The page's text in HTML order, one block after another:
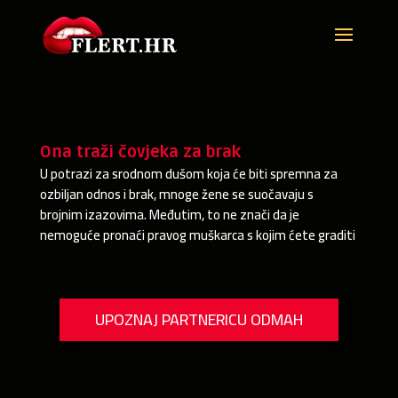
Ona traži čovjeka za brak
U potrazi za srodnom dušom koja će biti spremna za
ozbiljan odnos i brak, mnoge žene se suočavaju s
brojnim izazovima. Međutim, to ne znači da je
nemoguće pronaći pravog muškarca s kojim ćete graditi
UPOZNAJ PARTNERICU ODMAH